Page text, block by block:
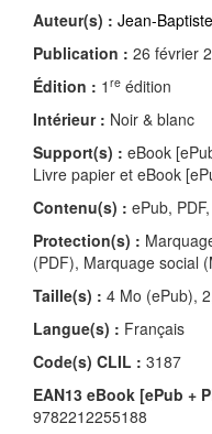
Auteur(s) : Jean-
Publication : 26 février
Édition : 1 re édition
Intérieur : Noir & blanc
Support(s) : eBook
Livre papier et eBook
Contenu(s) : ePub,
Protection(s) :
(PDF), Marquage social
Taille(s) : 4 Mo (ePub),
Langue(s) : Français
Code(s) CLIL : 3187
EAN13 eBook [ePub +
9782212255188